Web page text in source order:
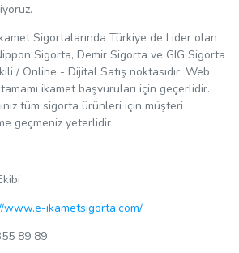
Sigortalarında Türkiye de Lider olan
Sigorta, Demir Sigorta ve GIG Sigorta
/ Online - Dijital Satış noktasıdır. Web
ikamet başvuruları için geçerlidir.
tüm sigorta ürünleri için müşteri
geçmeniz yeterlidir
www.e-ikametsigorta.com/
89 89